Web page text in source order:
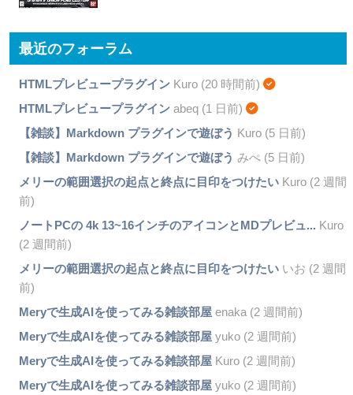
最近のフォーラム
HTMLプレビュープラグインKuro (20 時間前)
HTMLプレビュープラグインabeq (1 日前)
【雑談】Markdown プラグインで遊ぼう Kuro (5 日前)
【雑談】Markdown プラグインで遊ぼう みぺ (5 日前)
メリーの範囲選択の起点と終点に目印をつけたいKuro (2 週間
前)
ノートPCの 4k 13~16インチのアイコンとMDプレビュ... Kuro
(2 週間前)
メリーの範囲選択の起点と終点に目印をつけたいいお (2 週間
前)
Meryで生成AIを使ってみる雑談部屋enaka (2 週間前)
Meryで生成AIを使ってみる雑談部屋yuko (2 週間前)
Meryで生成AIを使ってみる雑談部屋Kuro (2 週間前)
Meryで生成AIを使ってみる雑談部屋yuko (2 週間前)